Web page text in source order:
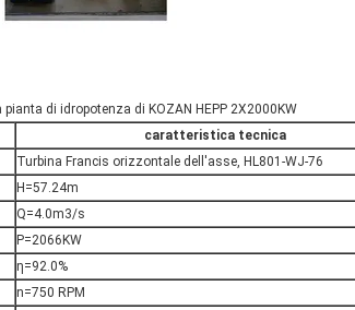
di idropotenza di KOZAN HEPP 2X2000KW
caratteristica tecnica
Turbina Francis orizzontale dell'asse, HL801-WJ-76
H=57.24m
Q=4.0m3/s
P=2066KW
η=92.0%
n=750 RPM